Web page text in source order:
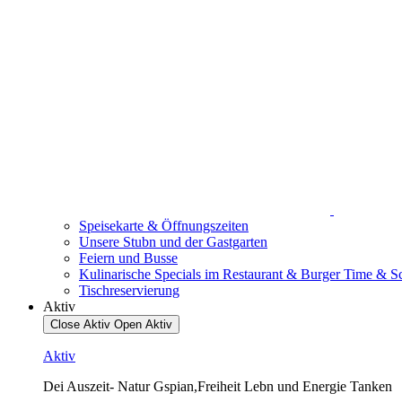
Speisekarte & Öffnungszeiten
Unsere Stubn und der Gastgarten
Feiern und Busse
Kulinarische Specials im Restaurant & Burger Time &
Tischreservierung
Aktiv
Close Aktiv Open Aktiv
Aktiv
Dei Auszeit- Natur Gspian,Freiheit Lebn und Energie Tanken